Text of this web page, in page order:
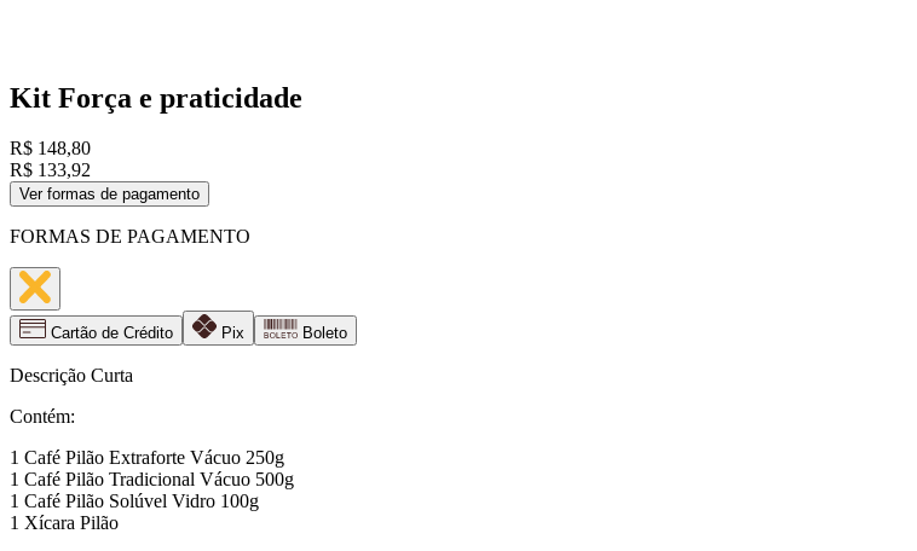
Kit Força e praticidade
R$ 148,80
R$ 133,92
Ver formas de pagamento
FORMAS DE PAGAMENTO
Cartão de Crédito Pix Boleto
Descrição Curta
Contém:
1 Café Pilão Extraforte Vácuo 250g
1 Café Pilão Tradicional Vácuo 500g
1 Café Pilão Solúvel Vidro 100g
1 Xícara Pilão